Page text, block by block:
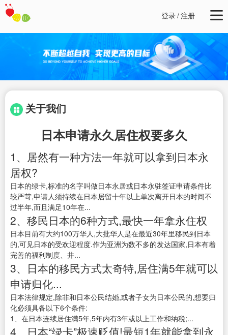
登录/注册
关于我们
日本申请永久居住权要多久
1、居然有一种方法一年就可以拿到日本永
居权?
日本的绿卡,标准的名字叫做日本永居或日本永驻签证申请条件比
较严苛,申请人须持续在日本居留十年以上单次离开日本的时间不
过半年,而且满足10年在...
2、移民日本的6种方式,最快一年拿永住权
日本目前有大约100万华人,大批华人是在最近30年里移民到日本
的,可见日本的受欢迎程度.作为亚洲为数不多的发达国家,日本有着
完善的福利制度、井...
3、日本的移民方式太奇特,居住满5年就可以
申请归化...
日本法律规定,除非和日本公民结婚,或者子女为日本公民的,想要归
化必须具备以下6个条件:
1、在日本连续居住满5年,5年内有3年或以上工作和纳税;...
4、日本“绿卡”极速贬值!最短1年就能拿到永